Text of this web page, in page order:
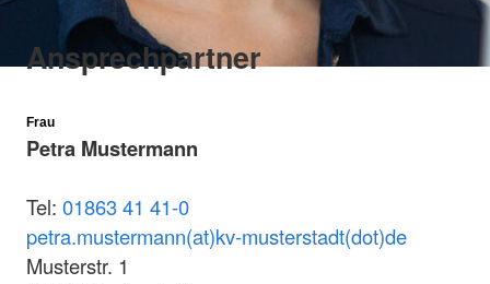
Ansprechpartner
Frau
Petra Mustermann
Tel: 01863 41 41-0
petra.mustermann(at)kv-musterstadt(dot)de
Musterstr. 1